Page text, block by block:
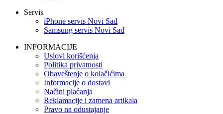
Servis
iPhone servis Novi Sad
Samsung servis Novi Sad
INFORMACIJE
Uslovi korišćenja
Politika privatnosti
Obaveštenje o kolačićima
Informacije o dostavi
Načini plaćanja
Reklamacije i zamena artikala
Pravo na odustajanje